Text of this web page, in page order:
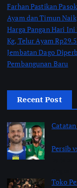
Farhan Pastikan
Ayam dan Timun Naik
Harga Pangan Hari
Kg, Telur Ayam
Jembatan Dago
Pembangunan Baru
Recent Post
Persib
Toko